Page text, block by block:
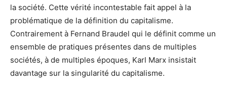
la société. Cette vérité incontestable fait appel à la
problématique de la définition du capitalisme.
Contrairement à Fernand Braudel qui le définit comme un
ensemble de pratiques présentes dans de multiples
sociétés, à de multiples époques, Karl Marx insistait
davantage sur la singularité du capitalisme.